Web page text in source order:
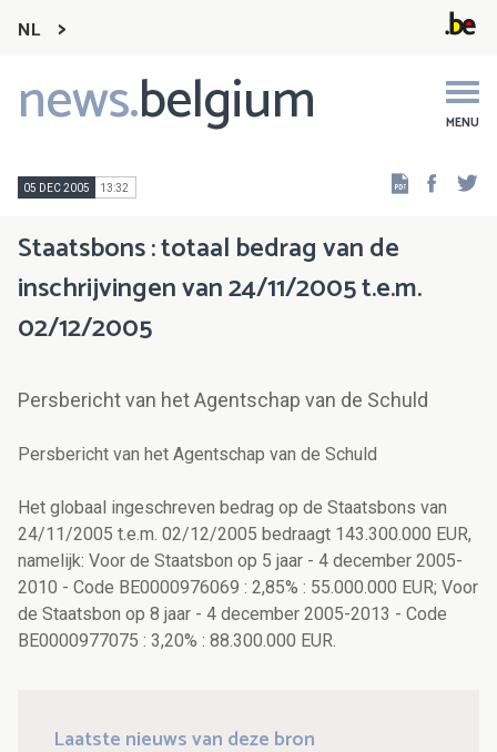
NL
news.belgium MENU
Main
navigation
05 DEC 2005 13:32
Staatsbons : totaal bedrag van de
inschrijvingen van 24/11/2005 t.e.m.
02/12/2005
Persbericht van het Agentschap van de Schuld
Persbericht van het Agentschap van de Schuld
Het globaal ingeschreven bedrag op de Staatsbons van
24/11/2005 t.e.m. 02/12/2005 bedraagt 143.300.000 EUR,
namelijk: Voor de Staatsbon op 5 jaar - 4 december 2005-
2010 - Code BE0000976069 : 2,85% : 55.000.000 EUR; Voor
de Staatsbon op 8 jaar - 4 december 2005-2013 - Code
BE0000977075 : 3,20% : 88.300.000 EUR.
Laatste nieuws van deze bron